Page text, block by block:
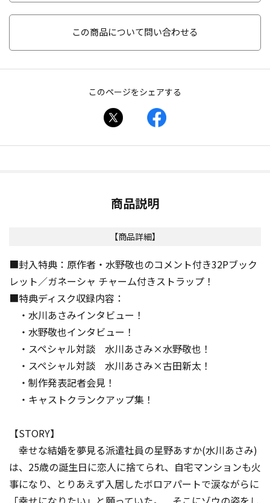
この商品について問い合わせる
このページをシェアする
商品説明
【商品詳細】
■封入特典：原作者・水野敬也のコメント付き32Pブック
レット／ガネーシャ チャーム付きストラップ！
■特典ディスク収録内容：
・水川あさみインタビュー！
・水野敬也インタビュー！
・スペシャル対談 水川あさみ×水野敬也！
・スペシャル対談 水川あさみ×古田新太！
・制作発表記者会見！
・キャストクランクアップ集！
【STORY】
幸せな結婚を夢見る派遣社員の星野あすか(水川あさみ)
は、25歳の誕生日に恋人に捨てられ、自宅マンションも火
事になり、とりあえず入居したボロアパートで涙ながらに